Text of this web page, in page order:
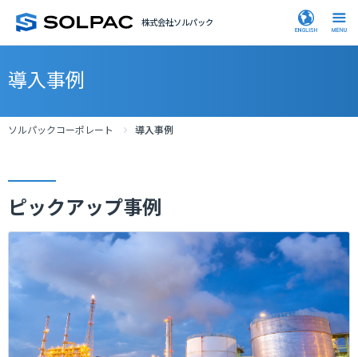
株式会社ソルパック
導入事例
ソルパックコーポレート 導入事例
ピックアップ事例